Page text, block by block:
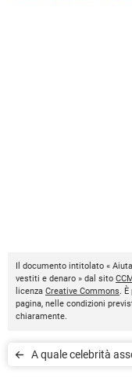
Il documento intitolato «
vestiti e denaro » dal sito
licenza Creative Commons. È
pagina, nelle condizioni
chiaramente.
A quale celebrità